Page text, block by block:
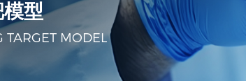
型
TARGET MODEL